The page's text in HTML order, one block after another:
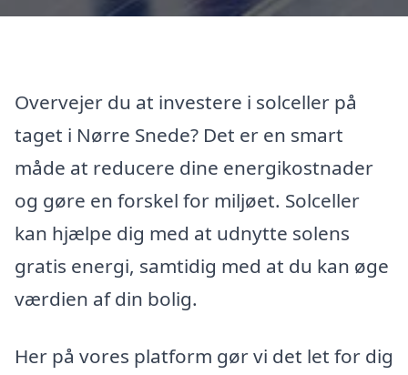
Overvejer du at investere i solceller på
taget i Nørre Snede? Det er en smart
måde at reducere dine energikostnader
og gøre en forskel for miljøet. Solceller
kan hjælpe dig med at udnytte solens
gratis energi, samtidig med at du kan øge
værdien af din bolig.
Her på vores platform gør vi det let for dig